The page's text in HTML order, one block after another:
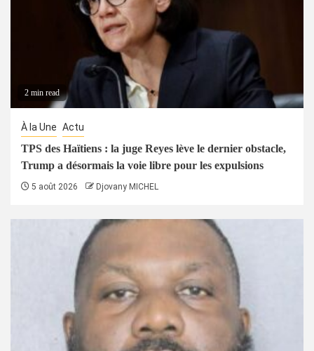
2 min read
À la Une Actu
TPS des Haïtiens : la juge Reyes lève le dernier obstacle,
Trump a désormais la voie libre pour les expulsions
5 août 2026 Djovany MICHEL